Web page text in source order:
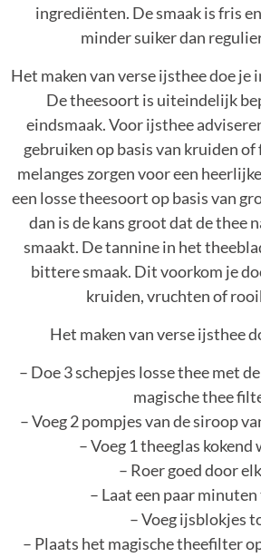
ingrediënten. De smaak is fris
minder suiker dan
Het maken van verse ijsthee doe je
De theesoort is uiteindelijk
eindsmaak. Voor ijsthee
gebruiken op basis van kruiden
melanges zorgen voor een
een losse theesoort op basis van
dan is de kans groot dat de thee
smaakt. De tannine in het
bittere smaak. Dit voorkom je
kruiden, vruchten of
Het maken van verse ijsthee
– Doe 3 schepjes losse thee met
magische thee
– Voeg 2 pompjes van de siroop
– Voeg 1 theeglas kokend
– Roer goed door
– Laat een paar
– Voeg ijsblokjes
– Plaats het magische theefilter